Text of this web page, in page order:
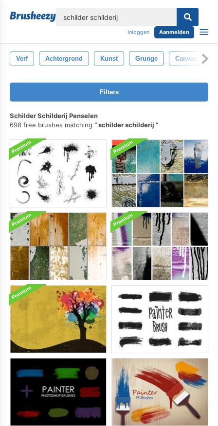
Inloggen Aanmelden
Verf Achtergrond Kunst Grunge Canvas
Filters
Schilder Schilderij Penselen
698 free brushes matching
schilder schilderij